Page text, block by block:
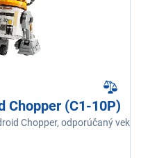
Chopper (C1-10P)
Chopper, odporúčaný vek